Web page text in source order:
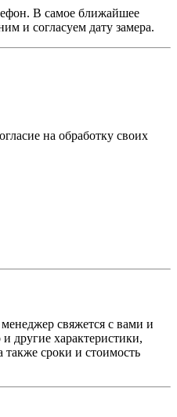
В самое ближайшее
и согласуем дату замера.
на обработку своих
свяжется с вами и
другие характеристики,
сроки и стоимость